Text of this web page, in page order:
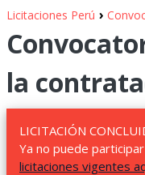
Licitaciones Perú ›
la
LICITACIÓN
Ya no puede
licitaciones vigentes